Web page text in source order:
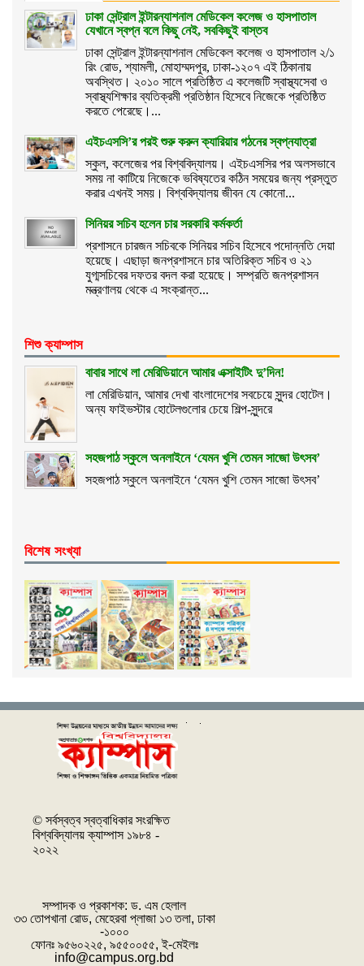
ঢাকা সেন্ট্রাল ইন্টারন্যাশনাল মেডিকেল কলেজ ও হাসপাতাল
যেখানে স্বপ্ন বলে কিছু নেই, সবকিছুই বাস্তব
ঢাকা সেন্ট্রাল ইন্টারন্যাশনাল মেডিকেল কলেজ ও হাসপাতাল ২/১
রিং রোড, শ্যামলী, মোহাম্মদপুর, ঢাকা-১২০৭ এই ঠিকানায়
অবস্থিত। ২০১০ সালে প্রতিষ্ঠিত এ কলেজটি স্বাস্থ্যসেবা ও
স্বাস্থ্যশিক্ষার ব্যতিক্রমী প্রতিষ্ঠান হিসেবে নিজেকে প্রতিষ্ঠিত
করতে পেরেছে।...
এইচএসসি’র পরই শুরু করুন ক্যারিয়ার গঠনের স্বপ্নযাত্রা
স্কুল, কলেজের পর বিশ্ববিদ্যালয়। এইচএসসির পর অলসভাবে
সময় না কাটিয়ে নিজেকে ভবিষ্যতের কঠিন সময়ের জন্য প্রস্তুত
করার এখনই সময়। বিশ্ববিদ্যালয় জীবন যে কোনো...
সিনিয়র সচিব হলেন চার সরকারি কর্মকর্তা
প্রশাসনে চারজন সচিবকে সিনিয়র সচিব হিসেবে পদোন্নতি দেয়া
হয়েছে। এছাড়া জনপ্রশাসনে চার অতিরিক্ত সচিব ও ২১
যুগ্মসচিবের দফতর বদল করা হয়েছে। সম্প্রতি জনপ্রশাসন
মন্ত্রণালয় থেকে এ সংক্রান্ত...
শিশু ক্যাম্পাস
বাবার সাথে লা মেরিডিয়ানে আমার এক্সাইটিং দু’দিন!
লা মেরিডিয়ান, আমার দেখা বাংলাদেশের সবচেয়ে সুন্দর হোটেল।
অন্য ফাইভস্টার হোটেলগুলোর চেয়ে শিল্প-সুন্দরে
সহজপাঠ স্কুলে অনলাইনে ‘যেমন খুশি তেমন সাজো উৎসব’
সহজপাঠ স্কুলে অনলাইনে ‘যেমন খুশি তেমন সাজো উৎসব’
বিশেষ সংখ্যা
© সর্বস্বত্ব স্বত্বাধিকার সংরক্ষিত
বিশ্ববিদ্যালয় ক্যাম্পাস ১৯৮৪ -
২০২২
সম্পাদক ও প্রকাশক: ‌ড. এম হেলাল
৩৩ তোপখানা রোড, মেহেরবা প্লাজা ১৩ তলা, ঢাকা
-১০০০
ফোনঃ ৯৫৬০২২৫, ৯৫৫০০৫৫, ই-মেইলঃ
info@campus.org.bd